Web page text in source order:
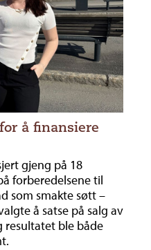
å finansiere
gjeng på 18
forberedelsene til
som smakte søtt –
å satse på salg av
resultatet ble både